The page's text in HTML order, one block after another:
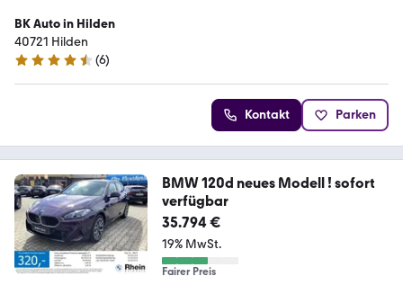
BK Auto in Hilden
40721 Hilden
4.7 Sterne
(6)
Kontakt Parken
BMW 120d neues Modell ! sofort
verfügbar
35.794 €
19% MwSt.
Fairer Preis